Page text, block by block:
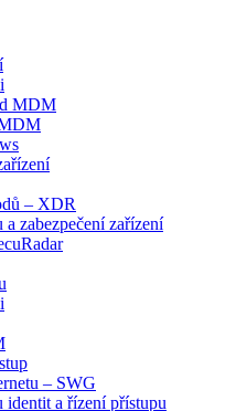
MDM
– XDR
zabezpečení zařízení
– SWG
identit a řízení přístupu